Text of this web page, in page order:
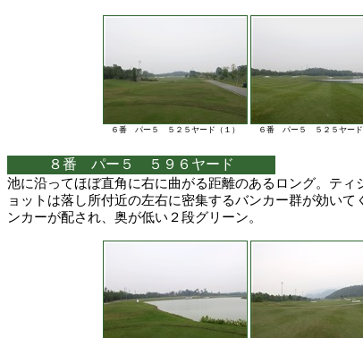
６番 パー５ ５２５ヤード
６番 パー５ ５２５ヤード（１）
８番 パー５ ５９６ヤード
池に沿ってほぼ直角に右に曲がる距離のあるロング。ティ
ョットは落し所付近の左右に密集するバンカー群が効い
ンカーが配され、奥が低い２段グリーン。